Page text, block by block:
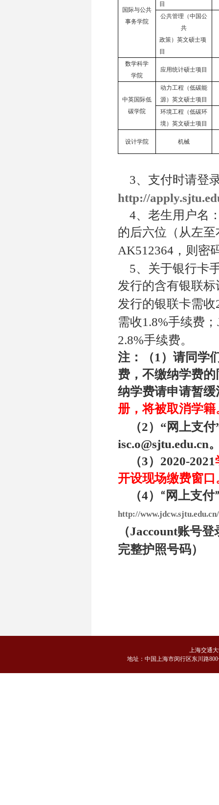
国际与公共
事务学院
目
公共管理（中国公
共
政策）英文硕士项
目
数学科学
学院
应用统计硕士项目
中英国际低
碳学院
动力工程（低碳能
源）英文硕士项目
环境工程（低碳环
境）英文硕士项目
设计学院 机械
3、支付时请登
http://
4、老生用户名
的后六位（从左
AK512364 ，则密
5、关于银行卡
发行的含有银联
发行的银联卡需收
需收1.8%手续费；
2.8%手续费。
注：（ 1 ）请同学
费，不缴纳学费
纳学费请申请暂缓
册，将被取消学籍
（2） “网上支
isc.o@sjtu.edu.cn
（3） 2020-2021
开设现场缴费窗口
（4） “网上支付
http://
（Jaccount账号登
完整护照号码）
上海交通
地址：中国上海市闵行区东川路